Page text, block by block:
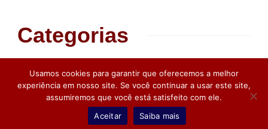
Categorias
News
Copyright © 2026 IT ADVANCED CONSULTORIA
Usamos cookies para garantir que oferecemos a melhor
experiência em nosso site. Se você continuar a usar este site,
assumiremos que você está satisfeito com ele.
Aceitar
Saiba mais